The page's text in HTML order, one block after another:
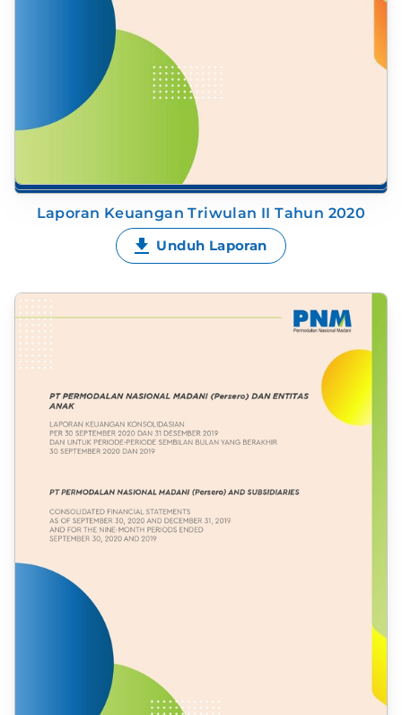
Laporan Keuangan Triwulan II Tahun 2020
Unduh Laporan